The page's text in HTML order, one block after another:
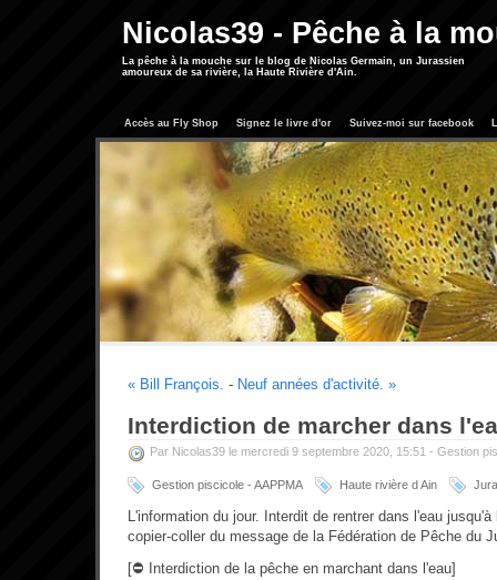
Nicolas39 - Pêche à la
La pêche à la mouche sur le blog de Nicolas Germain, un Jurassien
amoureux de sa rivière, la Haute Rivière d'Ain.
Accès au Fly Shop Signez le livre d'or Suivez-moi sur facebook
« Bill François. - Neuf années d'activité. »
Interdiction de marcher dans
Par Nicolas39 le mercredi 9 septembre 2020, 15:51 - Gestion
Gestion piscicole - AAPPMA Haute rivière d Ain Jura
L'information du jour. Interdit de rentrer dans l'eau
copier-coller du message de la Fédération de Pêche du
[⛔️ Interdiction de la pêche en marchant dans l'eau]